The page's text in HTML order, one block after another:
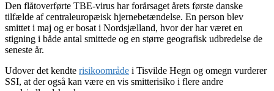
Den flåtoverførte TBE-virus har forårsaget årets første danske
tilfælde af centraleuropæisk hjernebetændelse. En person blev
smittet i maj og er bosat i Nordsjælland, hvor der har været en
stigning i både antal smittede og en større geografisk udbredelse de
seneste år.
Udover det kendte risikoområde i Tisvilde Hegn og omegn vurderer
SSI, at der også kan være en vis smitterisiko i flere andre